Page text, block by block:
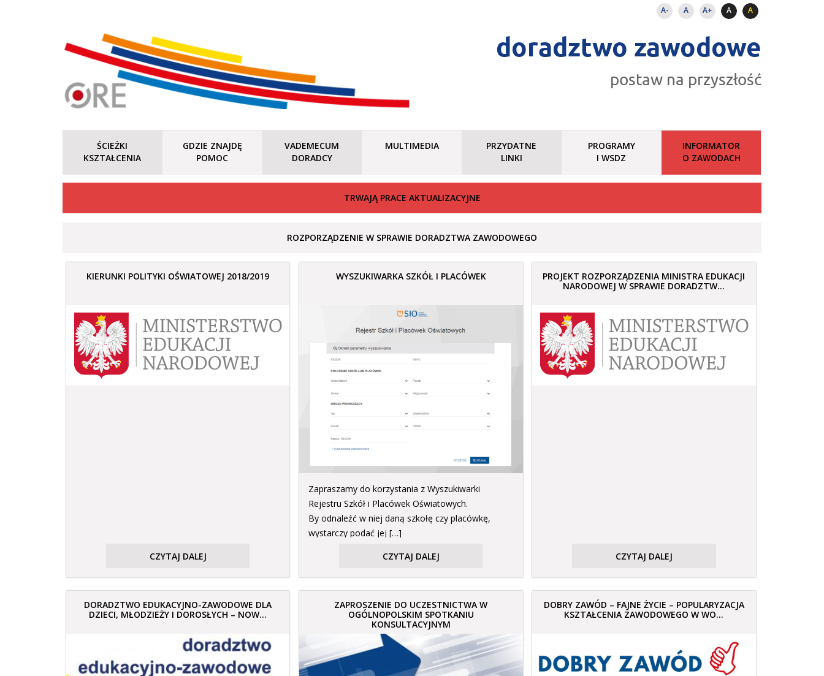
A- A A+ A A
doradztwo zawodowe
postaw na przyszłość
ŚCIEŻKI
KSZTAŁCENIA
GDZIE ZNAJDĘ
POMOC
VADEMECUM
DORADCY
MULTIMEDIA
PRZYDATNE
LINKI
PROGRAMY
I WSDZ
INFORMATOR
O ZAWODACH
TRWAJĄ PRACE AKTUALIZACYJNE
ROZPORZĄDZENIE W SPRAWIE DORADZTWA ZAWODOWEGO
KIERUNKI POLITYKI OŚWIATOWEJ 2018/2019
CZYTAJ DALEJ
WYSZUKIWARKA SZKÓŁ I PLACÓWEK
Zapraszamy do korzystania z Wyszukiwarki
Rejestru Szkół i Placówek Oświatowych.
By odnaleźć w niej daną szkołę czy placówkę,
wystarczy podać jej […]
CZYTAJ DALEJ
PROJEKT ROZPORZĄDZENIA MINISTRA EDUKACJI
NARODOWEJ W SPRAWIE DORADZTW...
CZYTAJ DALEJ
DORADZTWO EDUKACYJNO-ZAWODOWE DLA
DZIECI, MŁODZIEŻY I DOROSŁYCH – NOW...
ZAPROSZENIE DO UCZESTNICTWA W
OGÓLNOPOLSKIM SPOTKANIU
KONSULTACYJNYM
DOBRY ZAWÓD – FAJNE ŻYCIE – POPULARYZACJA
KSZTAŁCENIA ZAWODOWEGO W WO...